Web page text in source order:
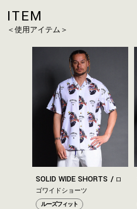
ITEM
＜使用アイテム＞
SOLID WIDE SHORTS
ロ
ゴワイドショーツ
ルーズフィット